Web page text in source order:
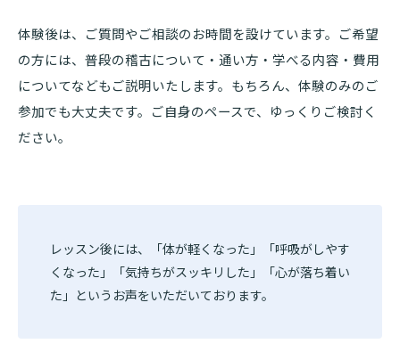
体験後は、ご質問やご相談のお時間を設けています。ご希望
の方には、普段の稽古について・通い方・学べる内容・費用
についてなどもご説明いたします。もちろん、体験のみのご
参加でも大丈夫です。ご自身のペースで、ゆっくりご検討く
ださい。
レッスン後には、「体が軽くなった」「呼吸がしやす
くなった」「気持ちがスッキリした」「心が落ち着い
た」というお声をいただいております。